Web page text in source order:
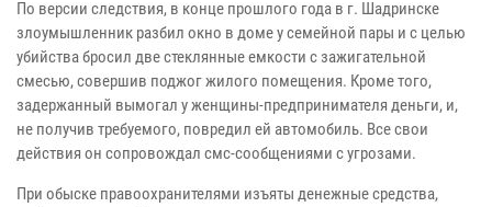
По версии следствия, в конце прошлого года в г. Шадринске
злоумышленник разбил окно в доме у семейной пары и с целью
убийства бросил две стеклянные емкости с зажигательной
смесью, совершив поджог жилого помещения. Кроме того,
задержанный вымогал у женщины-предпринимателя деньги, и,
не получив требуемого, повредил ей автомобиль. Все свои
действия он сопровождал смс-сообщениями с угрозами.
При обыске правоохранителями изъяты денежные средства,